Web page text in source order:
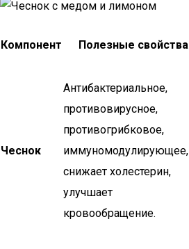
Компонент Полезные свойства
Чеснок
Антибактериальное,
противовирусное,
противогрибковое,
иммуномодулирующее,
снижает холестерин,
улучшает
кровообращение.